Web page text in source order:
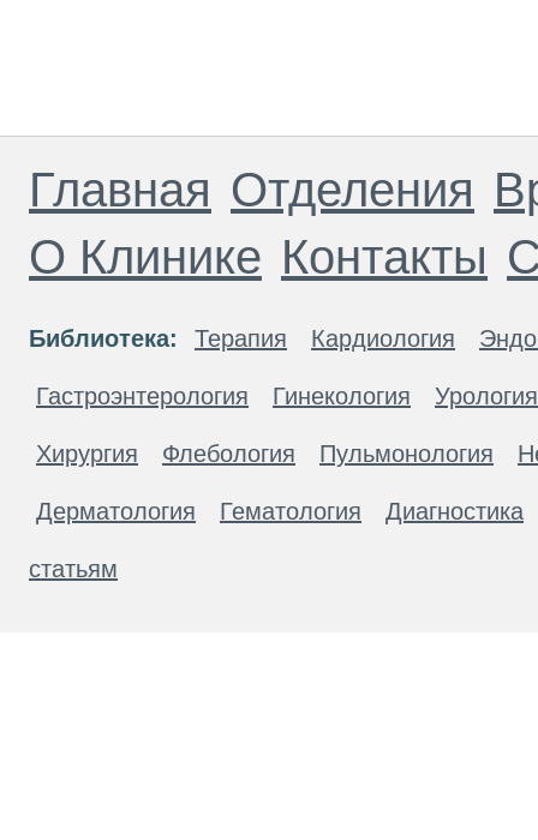
Главная Отделения
О Клинике Контакты
Библиотека: Терапия Кардиология
Гастроэнтерология Гинекология Урология
Хирургия Флебология Пульмонология
Дерматология Гематология Диагностика
статьям